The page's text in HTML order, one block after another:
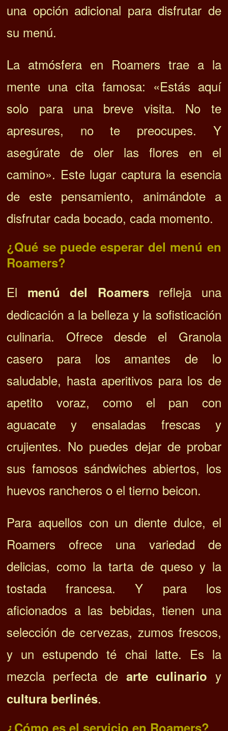
una opción adicional para disfrutar de
su menú.
La atmósfera en Roamers trae a la
mente una cita famosa: «Estás aquí
solo para una breve visita. No te
apresures, no te preocupes. Y
asegúrate de oler las flores en el
camino». Este lugar captura la esencia
de este pensamiento, animándote a
disfrutar cada bocado, cada momento.
¿Qué se puede esperar del menú en
Roamers?
El menú del Roamersrefleja una
dedicación a la belleza y la sofisticación
culinaria. Ofrece desde el Granola
casero para los amantes de lo
saludable, hasta aperitivos para los de
apetito voraz, como el pan con
aguacate y ensaladas frescas y
crujientes. No puedes dejar de probar
sus famosos sándwiches abiertos, los
huevos rancheros o el tierno beicon.
Para aquellos con un diente dulce, el
Roamers ofrece una variedad de
delicias, como la tarta de queso y la
tostada francesa. Y para los
aficionados a las bebidas, tienen una
selección de cervezas, zumos frescos,
y un estupendo té chai latte. Es la
mezcla perfecta de arte culinario y
cultura berlinés.
¿Cómo es el servicio en Roamers?